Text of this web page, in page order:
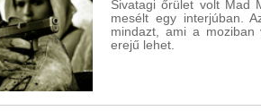
Sivatagi őrület volt Mad
mesélt egy interjúban.
mindazt, ami a moziban
erejű lehet.